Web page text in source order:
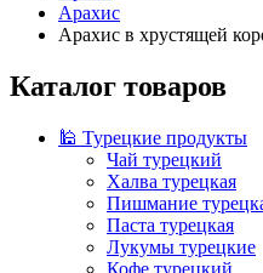
Арахис
Арахис в хрустящей
Каталог товаров
🕌 Турецкие продукты
Чай турецкий
Халва турецкая
Пишмание
Паста турецкая
Лукумы турецкие
Кофе турецкий